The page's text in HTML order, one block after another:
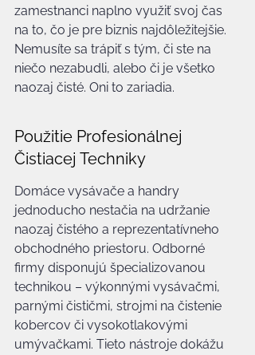
zamestnanci naplno využiť svoj čas
na to, čo je pre biznis najdôležitejšie.
Nemusíte sa trápiť s tým, či ste na
niečo nezabudli, alebo či je všetko
naozaj čisté. Oni to zariadia.
Použitie Profesionálnej
Čistiacej Techniky
Domáce vysávače a handry
jednoducho nestačia na udržanie
naozaj čistého a reprezentatívneho
obchodného priestoru. Odborné
firmy disponujú špecializovanou
technikou – výkonnými vysávačmi,
parnými čističmi, strojmi na čistenie
kobercov či vysokotlakovými
umývačkami. Tieto nástroje dokážu